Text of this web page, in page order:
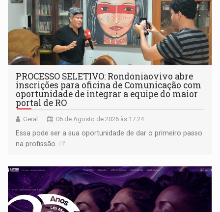
PROCESSO SELETIVO: Rondoniaovivo abre
inscrições para oficina de Comunicação com
oportunidade de integrar a equipe do maior
portal de RO
Geral 06 de Agosto de 2026 às 17:24
Essa pode ser a sua oportunidade de dar o primeiro passo
na profissão